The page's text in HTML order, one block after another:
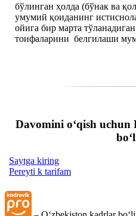
бўлинган ҳолда (бўнак ва
умумий қоиданинг
ойига бир марта
тоифаларини белгилаши
Davomini oʻqish
Saytga kiring
Pereyti k tarifam